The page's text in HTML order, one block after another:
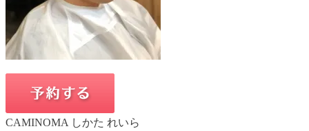
CAMINOMA しかた れいら